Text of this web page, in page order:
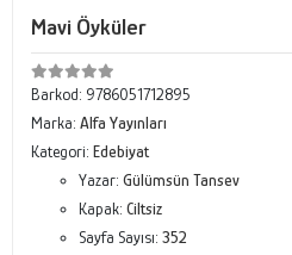
Mavi Öyküler
Barkod: 9786051712895
Marka: Alfa Yayınları
Kategori: Edebiyat
Yazar: Gülümsün Tansev
Kapak: Ciltsiz
Sayfa Sayısı: 352